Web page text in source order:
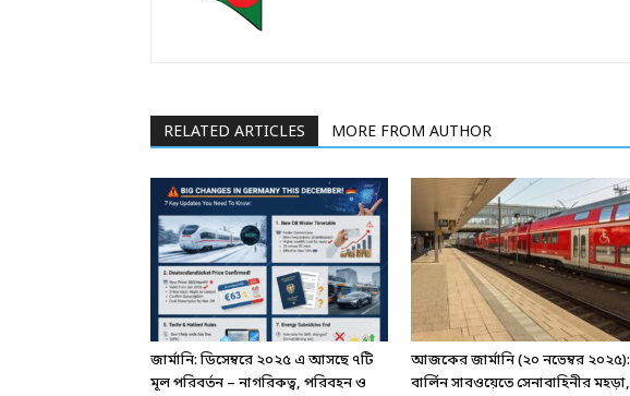
RELATED ARTICLES MORE FROM AUTHOR
জার্মানি: ডিসেম্বরে ২০২৫ এ আসছে ৭টি
মূল পরিবর্তন – নাগরিকত্ব, পরিবহন ও
আজকের জার্মানি (২০ নভেম্বর ২০২৫):
বার্লিন সাবওয়েতে সেনাবাহিনীর মহড়া,